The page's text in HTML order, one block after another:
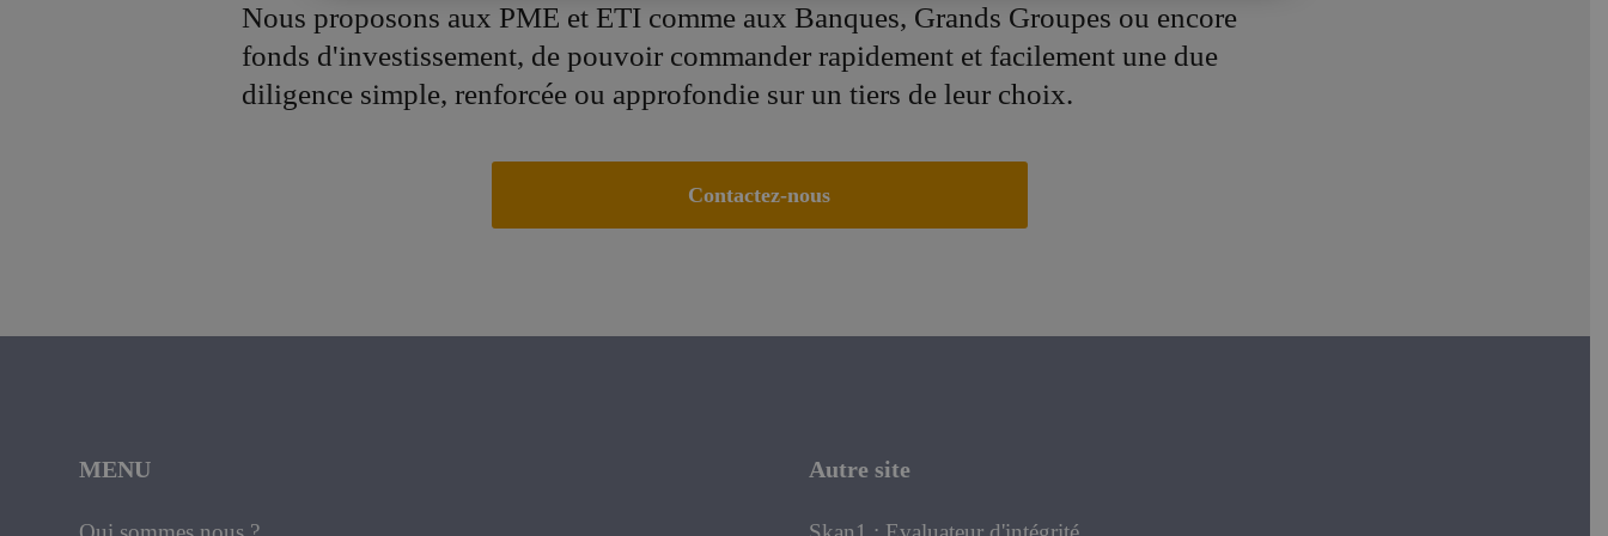
Nous proposons aux PME et ETI comme aux Banques, Grands Groupes ou encore
fonds d'investissement, de pouvoir commander rapidement et facilement une due
diligence simple, renforcée ou approfondie sur un tiers de leur choix.
Contactez-nous
MENU Autre site